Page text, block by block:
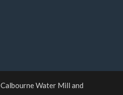
Calbourne Water Mill and